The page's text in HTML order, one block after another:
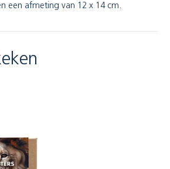
een afmeting van 12 x 14 cm.